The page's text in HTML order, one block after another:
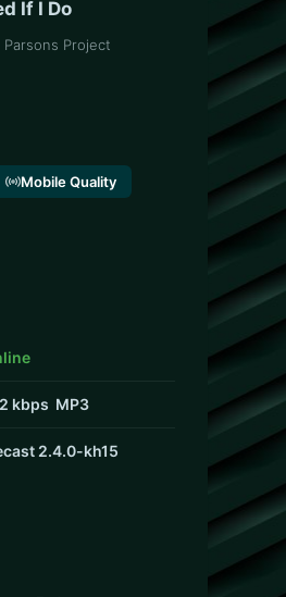
If I Do
Parsons Project
Mobile Quality
kbps MP3
2.4.0-kh15